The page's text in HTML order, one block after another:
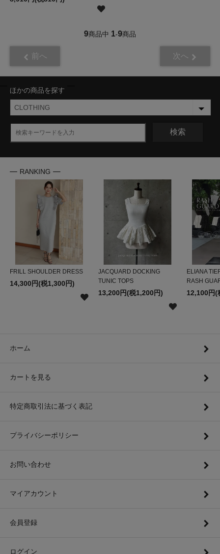
9商品中 1-9商品
前へ 次へ
ほかの商品を探す
検索
RANKING
FRILL SHOULDER DRESS
14,300円(税1,300円)
JACQUARD DOCKING
TUNIC TOPS
13,200円(税1,200円)
ELIANA
RASH
12,100円(
ホーム
カートを見る
特定商取引法に基づく表記
プライバシーポリシー
お問い合わせ
マイアカウント
会員登録
ログイン